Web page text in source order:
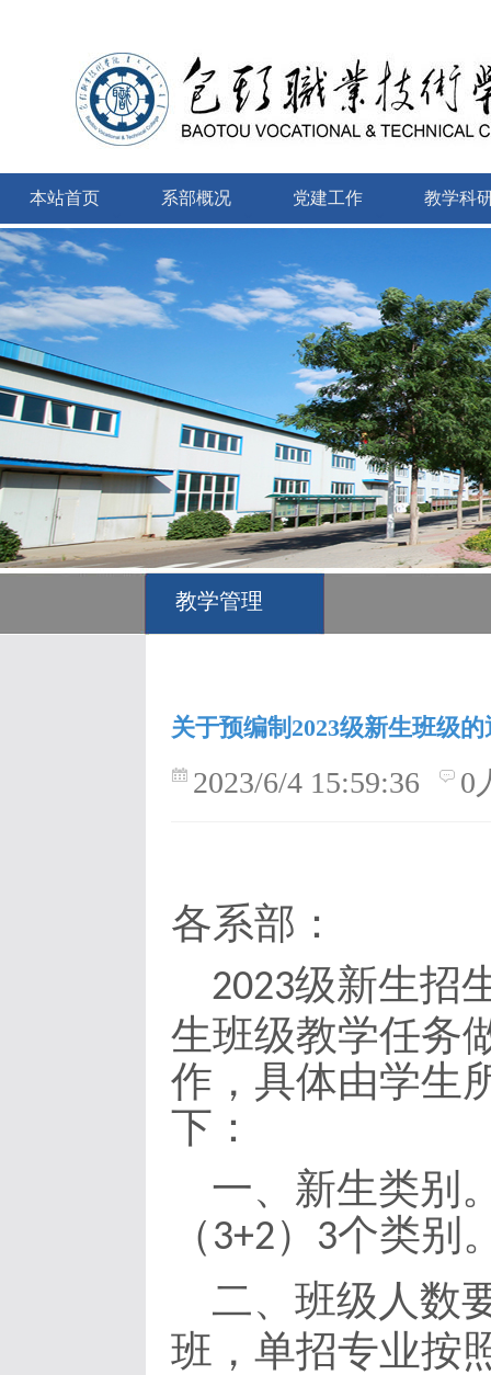
本站首页 系部概况 党建工作 教学科
教学管理
关于预编制2023级新生班级的
2023/6/4 15:59:36 0
各系部：
2023级新生招
生班级教学任务
作，具体由学生
下：
一、新生类别
（ 3+2） 3个类别
二、班级人数
班，单招专业按